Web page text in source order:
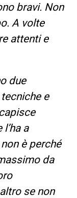
bravi. Non
A volte
attenti e
due
e
a
è perché
da
se non